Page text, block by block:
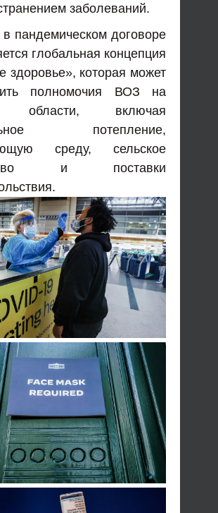
заболеваний.
пандемическом договоре
глобальная концепция
здоровье», которая может
полномочия ВОЗ на
области, включая
потепление,
среду, сельское
и поставки